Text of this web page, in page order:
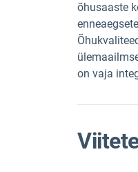
õhusaaste
on vaja